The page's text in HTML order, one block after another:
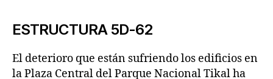
ESTRUCTURA 5D-62
El deterioro que están sufriendo los edificios en
la Plaza Central del Parque Nacional Tikal ha